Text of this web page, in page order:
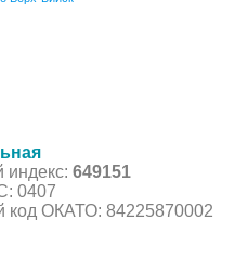
индекс: 649151
0407
код ОКАТО: 84225870002